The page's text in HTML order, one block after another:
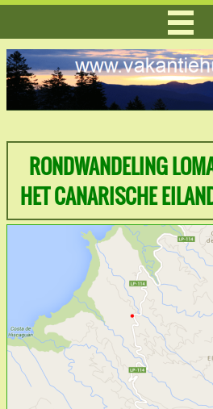
RONDWANDELING
HET CANARISCHE